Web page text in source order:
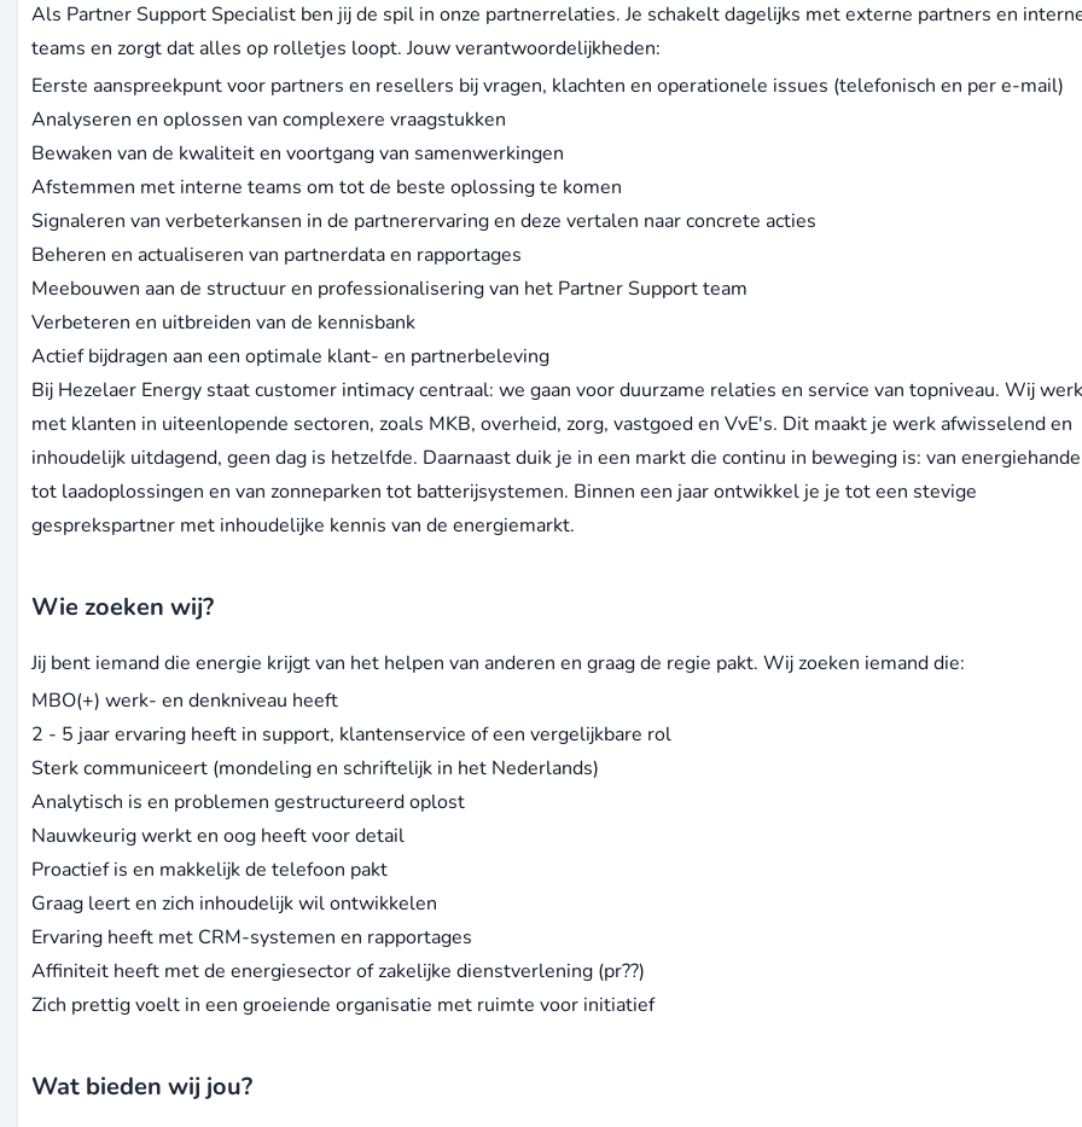
Als Partner Support Specialist ben jij de spil in onze partnerrelaties. Je schakelt dagelijks met externe partners en
teams en zorgt dat alles op rolletjes loopt. Jouw verantwoordelijkheden:
Eerste aanspreekpunt voor partners en resellers bij vragen, klachten en operationele issues (telefonisch en per e-mail)
Analyseren en oplossen van complexere vraagstukken
Bewaken van de kwaliteit en voortgang van samenwerkingen
Afstemmen met interne teams om tot de beste oplossing te komen
Signaleren van verbeterkansen in de partnerervaring en deze vertalen naar concrete acties
Beheren en actualiseren van partnerdata en rapportages
Meebouwen aan de structuur en professionalisering van het Partner Support team
Verbeteren en uitbreiden van de kennisbank
Actief bijdragen aan een optimale klant- en partnerbeleving
Bij Hezelaer Energy staat customer intimacy centraal: we gaan voor duurzame relaties en service van topniveau. Wij
met klanten in uiteenlopende sectoren, zoals MKB, overheid, zorg, vastgoed en VvE's. Dit maakt je werk afwisselend en
inhoudelijk uitdagend, geen dag is hetzelfde. Daarnaast duik je in een markt die continu in beweging is: van
tot laadoplossingen en van zonneparken tot batterijsystemen. Binnen een jaar ontwikkel je je tot een stevige
gesprekspartner met inhoudelijke kennis van de energiemarkt.
Wie zoeken wij?
Jij bent iemand die energie krijgt van het helpen van anderen en graag de regie pakt. Wij zoeken iemand die:
MBO(+) werk- en denkniveau heeft
2 - 5 jaar ervaring heeft in support, klantenservice of een vergelijkbare rol
Sterk communiceert (mondeling en schriftelijk in het Nederlands)
Analytisch is en problemen gestructureerd oplost
Nauwkeurig werkt en oog heeft voor detail
Proactief is en makkelijk de telefoon pakt
Graag leert en zich inhoudelijk wil ontwikkelen
Ervaring heeft met CRM-systemen en rapportages
Affiniteit heeft met de energiesector of zakelijke dienstverlening (pr??)
Zich prettig voelt in een groeiende organisatie met ruimte voor initiatief
Wat bieden wij jou?